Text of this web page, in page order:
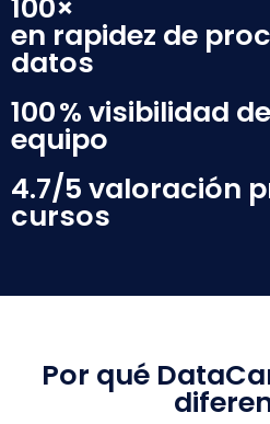
en rapidez de
datos
100 % visibilidad
equipo
4.7/5 valoración
cursos
Por qué